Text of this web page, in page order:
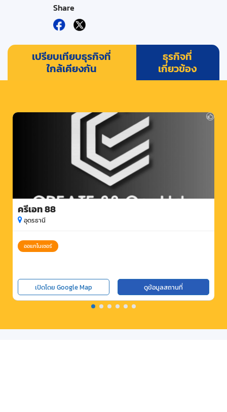
Share
เปรียบเทียบธุรกิจที่
ใกล้เคียงกัน
ธุรกิจที่
เกี่ยวข้อง
ครีเอท 88
อุดรธานี
ออแกไนเซอร์
เปิดโดย Google Map ดูข้อมูลสถานที่